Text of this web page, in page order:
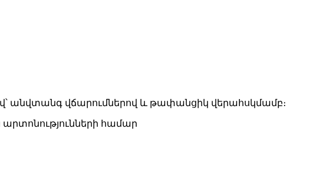
անվ­տանգ վճա­րում­նե­րով և թա­փան­ցիկ վե­րահսկ­մամբ։
ար­տո­նութ­յուն­նե­րի հա­մար